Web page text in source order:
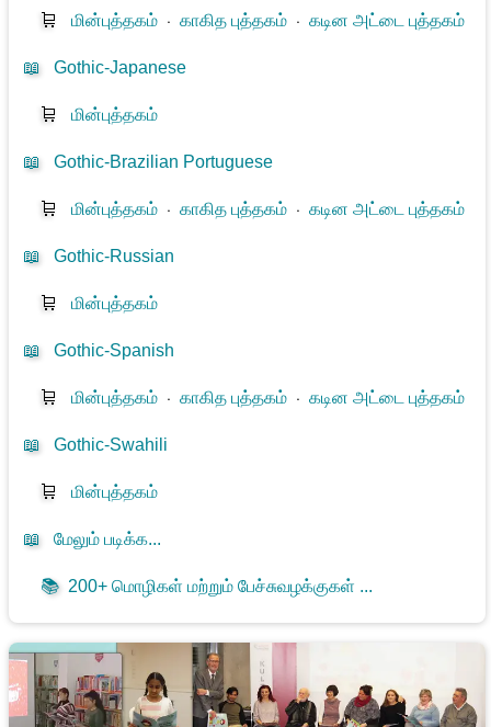
🛒 மின்புத்தகம் ⋅காகித புத்தகம் ⋅கடின அட்டை புத்தகம்
📖 Gothic-Japanese
🛒 மின்புத்தகம்
📖 Gothic-Brazilian Portuguese
🛒 மின்புத்தகம் ⋅காகித புத்தகம் ⋅கடின அட்டை புத்தகம்
📖 Gothic-Russian
🛒 மின்புத்தகம்
📖 Gothic-Spanish
🛒 மின்புத்தகம் ⋅காகித புத்தகம் ⋅கடின அட்டை புத்தகம்
📖 Gothic-Swahili
🛒 மின்புத்தகம்
📖 மேலும் படிக்க...
📚 200+ மொழிகள் மற்றும் பேச்சுவழக்குகள் ...